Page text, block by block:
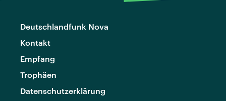
Deutschlandfunk Nova
Kontakt
Empfang
Trophäen
Datenschutzerklärung